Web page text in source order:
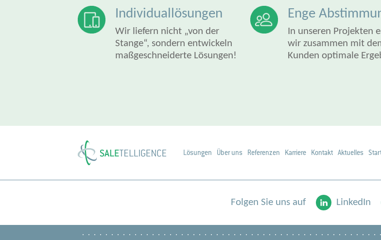
Individuallösungen
Wir liefern nicht „von der
Stange“, sondern entwickeln
maßgeschneiderte Lösungen!
Enge
In unseren Projekten
wir zusammen mit
Kunden optimale
Lösungen Über uns Referenzen Karriere Kontakt Aktuelles
Folgen Sie uns auf LinkedIn